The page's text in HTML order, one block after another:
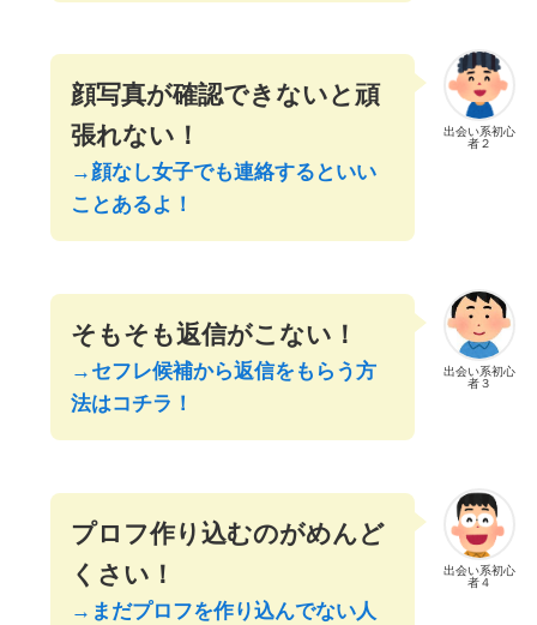
出会い系初心
者２
顔写真が確認できないと頑
張れない！
→顔なし女子でも連絡するといい
ことあるよ！
出会い系初心
者３
そもそも返信がこない！
→セフレ候補から返信をもらう方
法はコチラ！
出会い系初心
者４
プロフ作り込むのがめんど
くさい！
→まだプロフを作り込んでない人